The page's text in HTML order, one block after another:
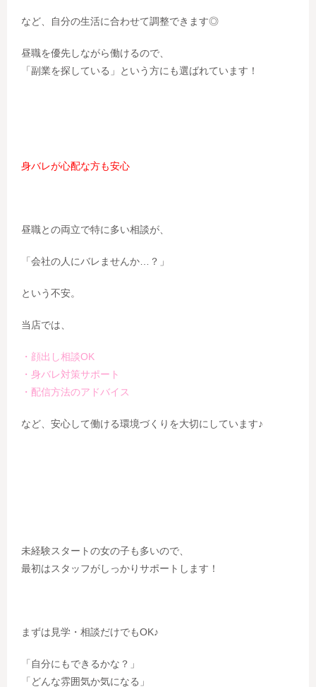
など、自分の生活に合わせて調整できます◎
昼職を優先しながら働けるので、
「副業を探している」という方にも選ばれています！
身バレが心配な方も安心
昼職との両立で特に多い相談が、
「会社の人にバレませんか…？」
という不安。
当店では、
・顔出し相談OK
・身バレ対策サポート
・配信方法のアドバイス
など、安心して働ける環境づくりを大切にしています♪
未経験スタートの女の子も多いので、
最初はスタッフがしっかりサポートします！
まずは見学・相談だけでもOK♪
「自分にもできるかな？」
「どんな雰囲気か気になる」